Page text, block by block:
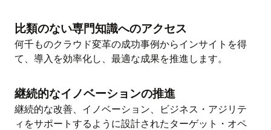
比類のない専門知識へのアクセス
何千ものクラウド変革の成功事例からインサイトを得
て、導入を効率化し、最適な成果を推進します。
継続的なイノベーションの推進
継続的な改善、イノベーション、ビジネス・アジリテ
ィをサポートするように設計されたターゲット・オペ